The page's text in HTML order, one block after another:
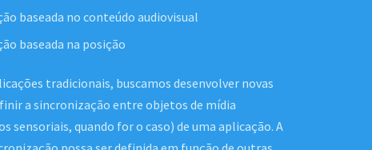
baseada no conteúdo audiovisual
baseada na posição
tradicionais, buscamos desenvolver novas
a sincronização entre objetos de mídia
sensoriais, quando for o caso) de uma aplicação. A